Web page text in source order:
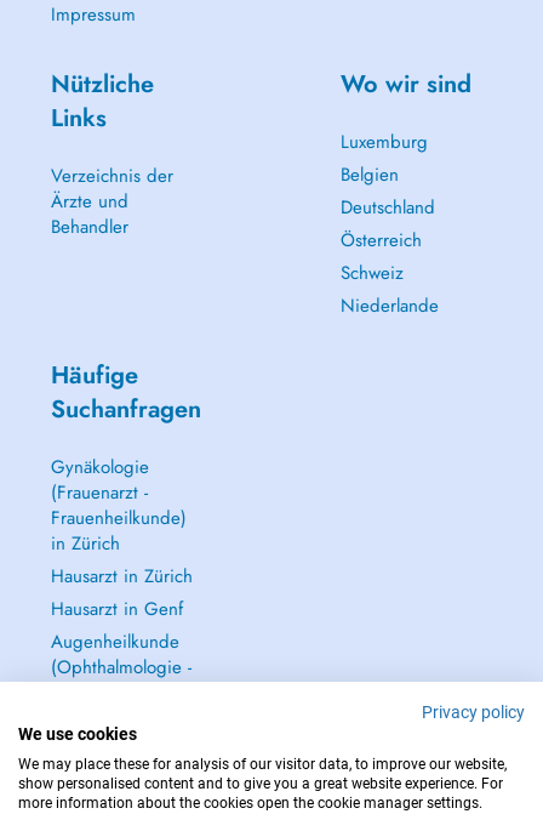
Impressum
Nützliche
Links
Verzeichnis der
Ärzte und
Behandler
Wo wir sind
Luxemburg
Belgien
Deutschland
Österreich
Schweiz
Niederlande
Häufige
Suchanfragen
Gynäkologie
(Frauenarzt -
Frauenheilkunde)
in Zürich
Hausarzt in Zürich
Hausarzt in Genf
Augenheilkunde
(Ophthalmologie -
Privacy policy
We use cookies
We may place these for analysis of our visitor data, to improve our website,
show personalised content and to give you a great website experience. For
more information about the cookies open the cookie manager settings.